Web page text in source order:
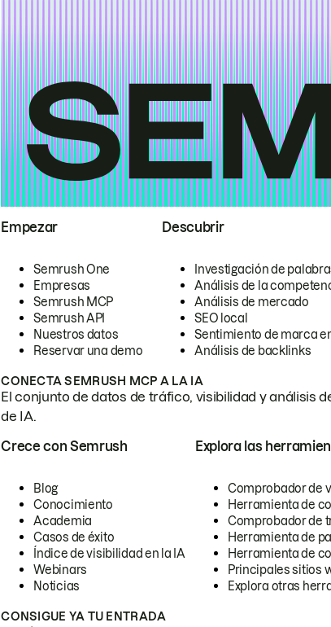
Empezar
Semrush One
Empresas
Semrush MCP
Semrush API
Nuestros datos
Reservar una demo
Descubrir
Investigación de
Análisis de la
Análisis de mercado
SEO local
Sentimiento de marca
Análisis de backlinks
CONECTA SEMRUSH MCP A LA IA
El conjunto de datos de tráfico, visibilidad y análisis
de IA.
Crece con Semrush
Blog
Conocimiento
Academia
Casos de éxito
Índice de visibilidad en la IA
Webinars
Noticias
Explora las
Comprobador de
Herramienta de
Comprobador de
Herramienta de
Herramienta de
Principales sitios
Explora otras
CONSIGUE YA TU ENTRADA